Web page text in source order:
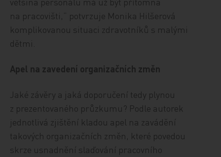
na pracovišti,“ potvrzuje Monika Hilšerová
komplikovanou situaci zdravotníků s malými
dětmi.
Apel na zavedení organizačních změn
Jaké závěry a jaká doporučení tedy plynou
z prezentovaného průzkumu? Podle autorek
jednotlivá zjištění kladou apel na zavádění
takových organizačních změn, které povedou
skrze usnadnění slaďování pracovního